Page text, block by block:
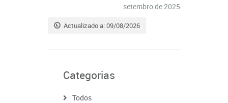
setembro de 2025
Actualizado a: 09/08/2026
Categorias
Todos